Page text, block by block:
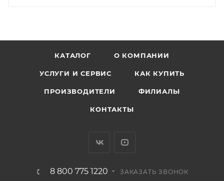
КАТАЛОГ О КОМПАНИИ
УСЛУГИ И СЕРВИС КАК КУПИТЬ
ПРОИЗВОДИТЕЛИ ФИЛИАЛЫ
КОНТАКТЫ
8 800 775 1220 ЗАКАЗАТЬ ЗВОНОК